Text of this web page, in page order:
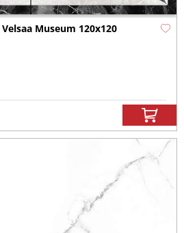
Museum 120x120